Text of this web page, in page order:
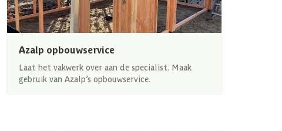
Azalp opbouwservice
Laat het vakwerk over aan de specialist. Maak
gebruik van Azalp’s opbouwservice.